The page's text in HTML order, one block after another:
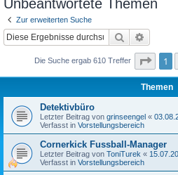
Unbeantwortete Themen
Zur erweiterten Suche
Suche
Die Suche ergab 610 Treffer Seite
1
Themen
Detektivbüro
Letzter Beitrag von grinseengel «
Verfasst in Vorstellungsbereich
Cornerkick Fussball-Manager
Letzter Beitrag von ToniTurek «
Verfasst in Vorstellungsbereich